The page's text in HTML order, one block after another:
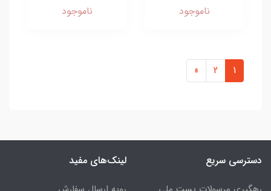
ناموجود ناموجود
1
2
»
دسترسی سریع لینک‌های مفید